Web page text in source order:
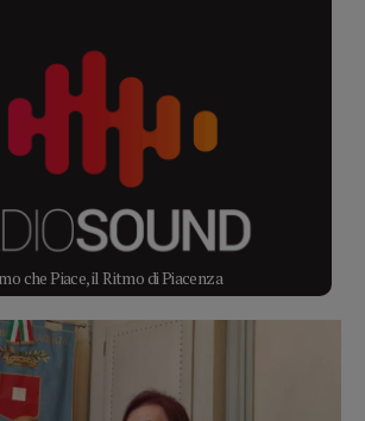
che Piace, il Ritmo di Piacenza